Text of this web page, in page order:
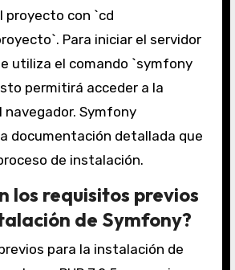
proyecto con `cd
Para iniciar el servidor
utiliza el comando `symfony
permitirá acceder a la
navegador. Symfony
documentación detallada que
de instalación.
los requisitos previos
de Symfony?
para la instalación de